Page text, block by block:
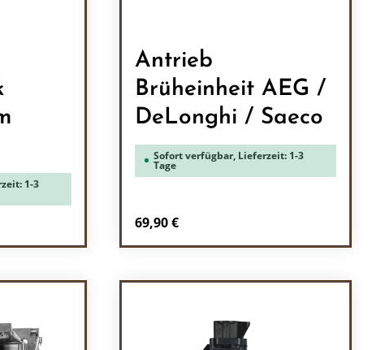
1-3
Antrieb
Brüheinheit AEG /
DeLonghi / Saeco
Sofort verfügbar, Lieferzeit: 1-3
Tage
Regulärer Preis:
69,90 €